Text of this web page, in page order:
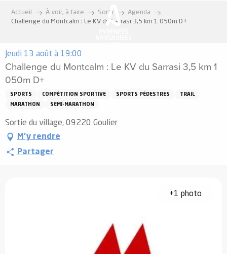
Accueil À voir, à faire Sortir
Agenda
Challenge du Montcalm : Le KV du Sarrasi 3,5 km 1 050m D+
Jeudi 13 août à 19:00
Challenge du Montcalm : Le KV du Sarrasi 3,5 km 1
050m D+
SPORTS COMPÉTITION SPORTIVE SPORTS PÉDESTRES
TRAIL
MARATHON
SEMI-MARATHON
Sortie du village, 09220 Goulier
M'y rendre
Partager
+1 photo